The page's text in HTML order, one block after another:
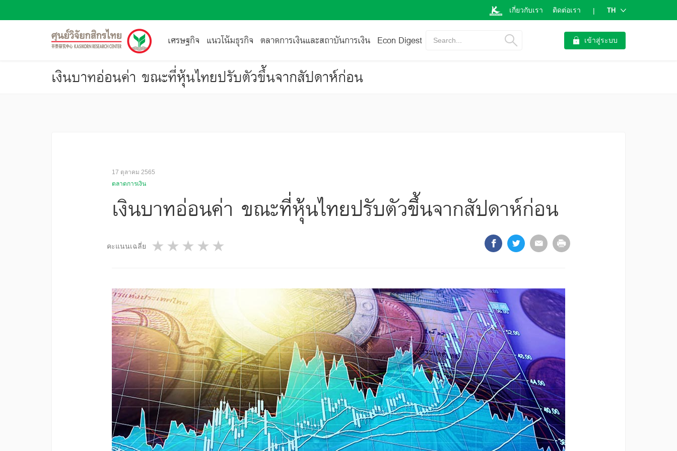
เกี่ยวกับเรา ติดต่อเรา | TH
เศรษฐกิจ แนวโน้มธุรกิจ ตลาดการเงินและสถาบันการเงิน Econ Digest Search... เข้าสู่ระบบ
เงินบาทอ่อนค่า ขณะที่หุ้นไทยปรับตัวขึ้นจากสัปดาห์ก่อน
17 ตุลาคม 2565
ตลาดการเงิน
เงินบาทอ่อนค่า ขณะที่หุ้นไทยปรับตัวขึ้นจากสัปดาห์ก่อน
คะแนนเฉลี่ย 4 stars
3 stars
2 stars
1 star